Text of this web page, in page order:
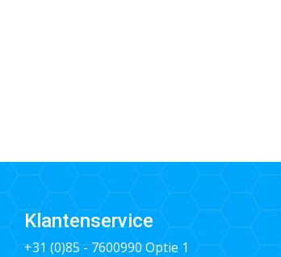
Klantenservice
+31 (0)85 - 7600990Optie 1